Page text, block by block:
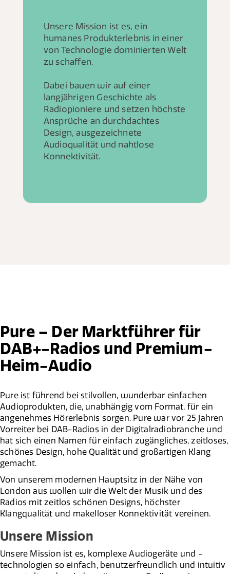
Unsere Mission ist es, ein
humanes Produkterlebnis in einer
von Technologie dominierten Welt
zu schaffen.
Dabei bauen wir auf einer
langjährigen Geschichte als
Radiopioniere und setzen höchste
Ansprüche an durchdachtes
Design, ausgezeichnete
Audioqualität und nahtlose
Konnektivität.
Pure – Der Marktführer für
DAB+-Radios und Premium-
Heim-Audio
Pure ist führend bei stilvollen, wunderbar einfachen
Audioprodukten, die, unabhängig vom Format, für ein
angenehmes Hörerlebnis sorgen. Pure war vor 25 Jahren
Vorreiter bei DAB-Radios in der Digitalradiobranche und
hat sich einen Namen für einfach zugängliches, zeitloses,
schönes Design, hohe Qualität und großartigen Klang
gemacht.
Von unserem modernen Hauptsitz in der Nähe von
London aus wollen wir die Welt der Musik und des
Radios mit zeitlos schönen Designs, höchster
Klangqualität und makelloser Konnektivität vereinen.
Unsere Mission
Unsere Mission ist es, komplexe Audiogeräte und -
technologien so einfach, benutzerfreundlich und intuitiv